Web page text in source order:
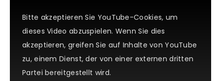
Bitte akzeptieren Sie YouTube-Cookies, um
dieses Video abzuspielen. Wenn Sie dies
akzeptieren, greifen Sie auf Inhalte von YouTube
zu, einem Dienst, der von einer externen dritten
Partei bereitgestellt wird.